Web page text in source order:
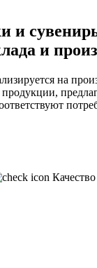
и
и
на
Качество